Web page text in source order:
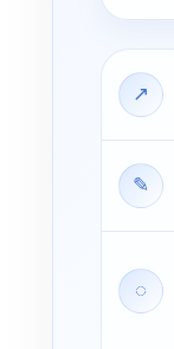
↗
✎
◌